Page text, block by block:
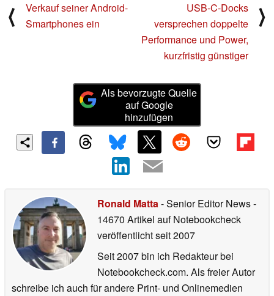
⟨
Verkauf seiner Android-
Smartphones ein
USB-C-Docks
versprechen doppelte
Performance und Power,
kurzfristig günstiger
⟩
Als bevorzugte Quelle
auf Google
hinzufügen
Ronald Matta- Senior Editor News-
14670 Artikel auf Notebookcheck
veröffentlichtseit 2007
Seit 2007 bin ich Redakteur bei
Notebookcheck.com. Als freier Autor
schreibe ich auch für andere Print- und Onlinemedien